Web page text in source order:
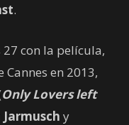
.
con la película,
en 2013,
Only Lovers left
Jarmusch y